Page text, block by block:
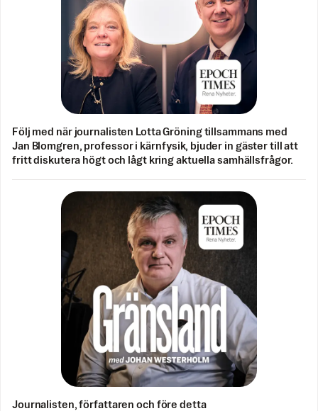
Följ med när journalisten Lotta Gröning tillsammans med
Jan Blomgren, professor i kärnfysik, bjuder in gäster till att
fritt diskutera högt och lågt kring aktuella samhällsfrågor.
Journalisten, författaren och före detta